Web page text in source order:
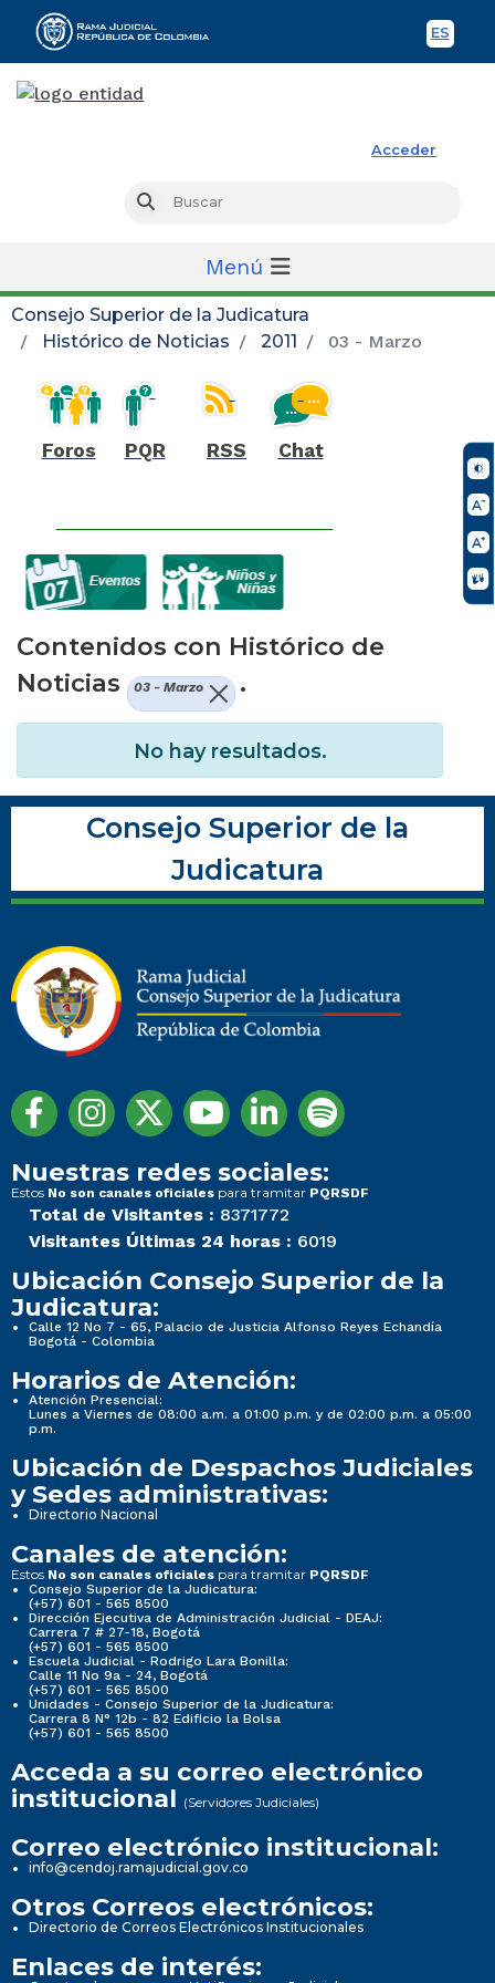
ES
Acceder
Buscar
Menú
Consejo Superior de la Judicatura
Histórico de Noticias
2011 03 - Marzo
Foros PQR RSS Chat
Contenidos con Histórico de
Noticias
03 - Marzo .
No hay resultados.
Consejo Superior de la
Judicatura
Nuestras redes sociales:
Estos No son canales oficiales para tramitar PQRSDF
Total de Visitantes : 8371772
Visitantes Últimas 24 horas : 6019
Ubicación Consejo Superior de la
Judicatura:
Calle 12 No 7 - 65, Palacio de Justicia Alfonso Reyes Echandía
Bogotá - Colombia
Horarios de Atención:
Atención Presencial:
Lunes a Viernes de 08:00 a.m. a 01:00 p.m. y de 02:00 p.m. a 05:00
p.m.
Ubicación de Despachos Judiciales
y Sedes administrativas:
Directorio Nacional
Canales de atención:
Estos No son canales oficiales para tramitar PQRSDF
Consejo Superior de la Judicatura:
(+57) 601 - 565 8500
Dirección Ejecutiva de Administración Judicial - DEAJ:
Carrera 7 # 27-18, Bogotá
(+57) 601 - 565 8500
Escuela Judicial - Rodrigo Lara Bonilla:
Calle 11 No 9a - 24, Bogotá
(+57) 601 - 565 8500
Unidades - Consejo Superior de la Judicatura:
Carrera 8 N° 12b - 82 Edificio la Bolsa
(+57) 601 - 565 8500
Acceda a su correo electrónico
institucional (Servidores Judiciales)
Correo electrónico institucional:
info@cendoj.ramajudicial.gov.co
Otros Correos electrónicos:
Directorio de Correos Electrónicos Institucionales
Enlaces de interés: